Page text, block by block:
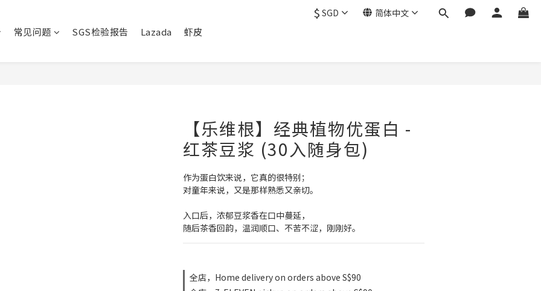
$ SGD 简体中文
常见问题 SGS检验报告 Lazada 虾皮
【乐维根】经典植物优蛋白 -
红茶豆浆 (30入随身包)
作为蛋白饮来说，它真的很特别；
对童年来说，又是那样熟悉又亲切。
入口后，浓郁豆浆香在口中蔓延，
随后茶香回韵，温润顺口、不苦不涩，刚刚好。
全店，Home delivery on orders above S$90